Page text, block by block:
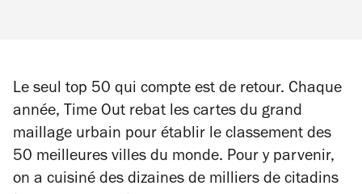
Le seul top 50 qui compte est de retour. Chaque
année, Time Out rebat les cartes du grand
maillage urbain pour établir le classement des
50 meilleures villes du monde. Pour y parvenir,
on a cuisiné des dizaines de milliers de citadins